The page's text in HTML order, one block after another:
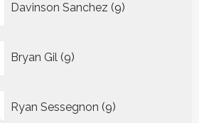
Davinson Sanchez 9
producten
Bryan Gil 9
producten
Ryan Sessegnon 9
producten